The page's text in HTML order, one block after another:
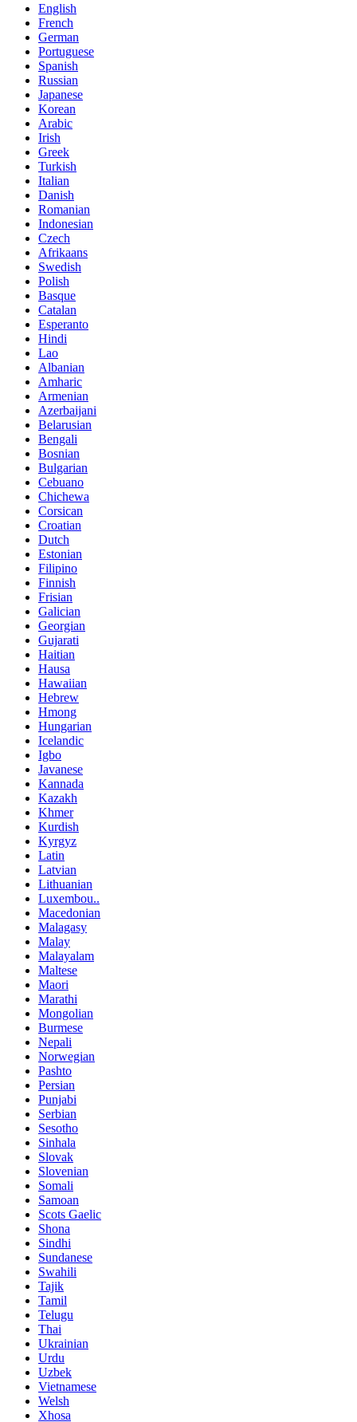
English
French
German
Portuguese
Spanish
Russian
Japanese
Korean
Arabic
Irish
Greek
Turkish
Italian
Danish
Romanian
Indonesian
Czech
Afrikaans
Swedish
Polish
Basque
Catalan
Esperanto
Hindi
Lao
Albanian
Amharic
Armenian
Azerbaijani
Belarusian
Bengali
Bosnian
Bulgarian
Cebuano
Chichewa
Corsican
Croatian
Dutch
Estonian
Filipino
Finnish
Frisian
Galician
Georgian
Gujarati
Haitian
Hausa
Hawaiian
Hebrew
Hmong
Hungarian
Icelandic
Igbo
Javanese
Kannada
Kazakh
Khmer
Kurdish
Kyrgyz
Latin
Latvian
Lithuanian
Luxembou..
Macedonian
Malagasy
Malay
Malayalam
Maltese
Maori
Marathi
Mongolian
Burmese
Nepali
Norwegian
Pashto
Persian
Punjabi
Serbian
Sesotho
Sinhala
Slovak
Slovenian
Somali
Samoan
Scots Gaelic
Shona
Sindhi
Sundanese
Swahili
Tajik
Tamil
Telugu
Thai
Ukrainian
Urdu
Uzbek
Vietnamese
Welsh
Xhosa